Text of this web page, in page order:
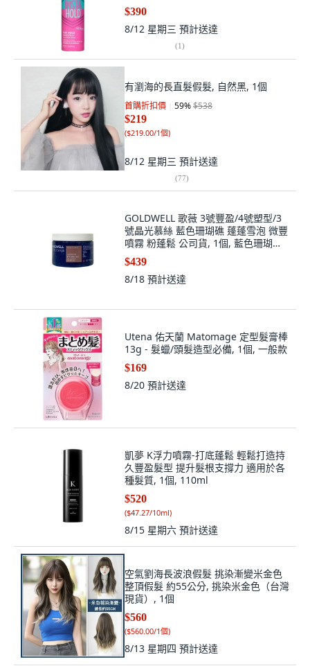
$390
8/12 星期三 預計送達
(1)
有瀏海的長直髮假髮, 自然黑, 1個
首購折扣價 59%$538
$219
($219.00/1個)
8/12 星期三 預計送達
(77)
GOLDWELL 歌薇 3號豐盈/4號塑型/3
號晶光慕絲 藍色珊瑚礁 蓬蓬雪泡 微豐
噴霧 粉蓬鬆 公司貨, 1個, 藍色珊瑚礁
PRO 150ml
$439
8/18 預計送達
Utena 佑天蘭 Matomage 定型髮膏棒
13g - 髮蠟/頭髮造型必備, 1個, 一般款
$169
8/20 預計送達
凱夢 K浮力噴霧-打底蓬鬆 輕鬆打造持
久豐盈髮型 提升髮根支撐力 適用於各
種髮質, 1個, 110ml
$520
($47.27/10ml)
8/15 星期六 預計送達
空氣劉海長波浪假髮 挑染漸變米金色
整頂假髮 約55公分, 挑染米金色（台灣
現貨）, 1個
$560
($560.00/1個)
8/13 星期四 預計送達